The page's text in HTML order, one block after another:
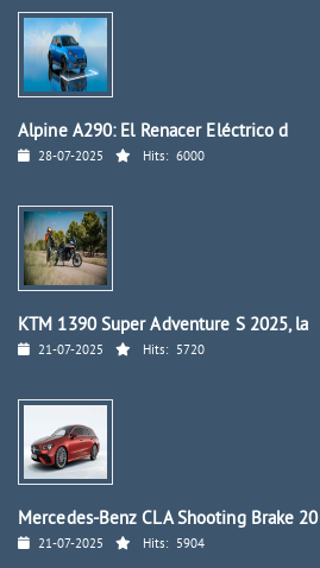
Alpine A290: El Renacer Eléctrico d
28-07-2025 Hits: 6000
KTM 1390 Super Adventure S 2025, la
21-07-2025 Hits: 5720
Mercedes-Benz CLA Shooting Brake 20
21-07-2025 Hits: 5904